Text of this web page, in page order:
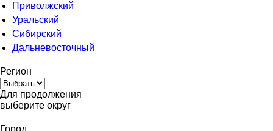
Приволжский
Уральский
Сибирский
Дальневосточный
Регион
Для продолжения
выберите округ
Город